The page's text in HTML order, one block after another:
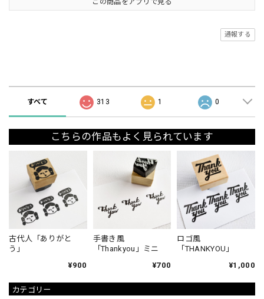
カテゴリー
この商品をアプリで見る
通報する
すべて 313 1 0
こちらの作品もよく見られています
古代人「ありがと
う」
¥900
手書き風
「Thankyou」ミニ
¥700
ロゴ風
「THANKYOU」
¥1,000